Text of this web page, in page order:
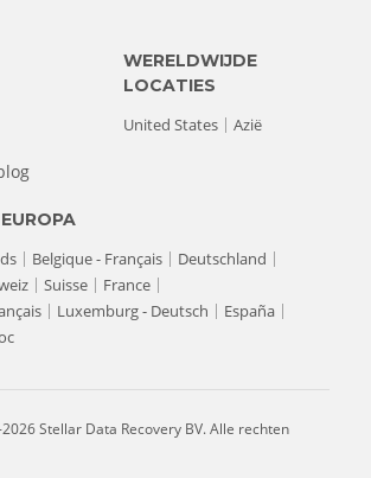
Belgique - Français
Deutschland
Suisse
France
Luxemburg - Deutsch
España
WERELDWIJDE
LOCATIES
United States
Azië
Stellar Data Recovery BV. Alle rechten